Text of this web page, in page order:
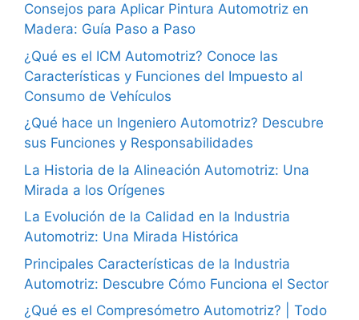
Consejos para Aplicar Pintura Automotriz en
Madera: Guía Paso a Paso
¿Qué es el ICM Automotriz? Conoce las
Características y Funciones del Impuesto al
Consumo de Vehículos
¿Qué hace un Ingeniero Automotriz? Descubre
sus Funciones y Responsabilidades
La Historia de la Alineación Automotriz: Una
Mirada a los Orígenes
La Evolución de la Calidad en la Industria
Automotriz: Una Mirada Histórica
Principales Características de la Industria
Automotriz: Descubre Cómo Funciona el Sector
¿Qué es el Compresómetro Automotriz? | Todo